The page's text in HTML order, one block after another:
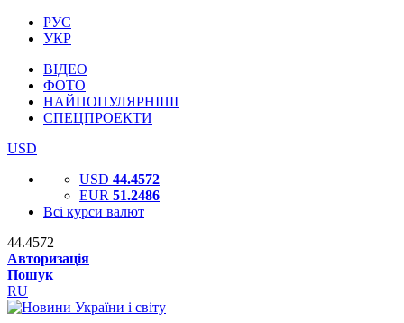
РУС
УКР
ВІДЕО
ФОТО
НАЙПОПУЛЯРНІШІ
СПЕЦПРОЕКТИ
USD
USD 44.4572
EUR 51.2486
Всі курси валют
44.4572
Авторизація
Пошук
RU